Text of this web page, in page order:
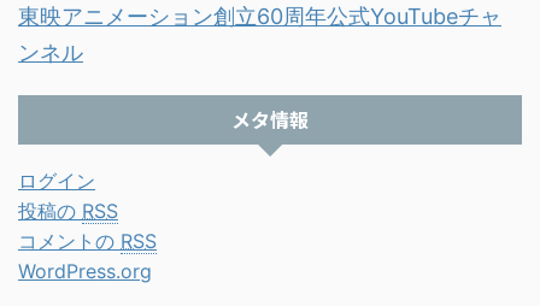
東映アニメーション創立60周年公式YouTubeチャ
ンネル
メタ情報
ログイン
投稿の RSS
コメントの RSS
WordPress.org